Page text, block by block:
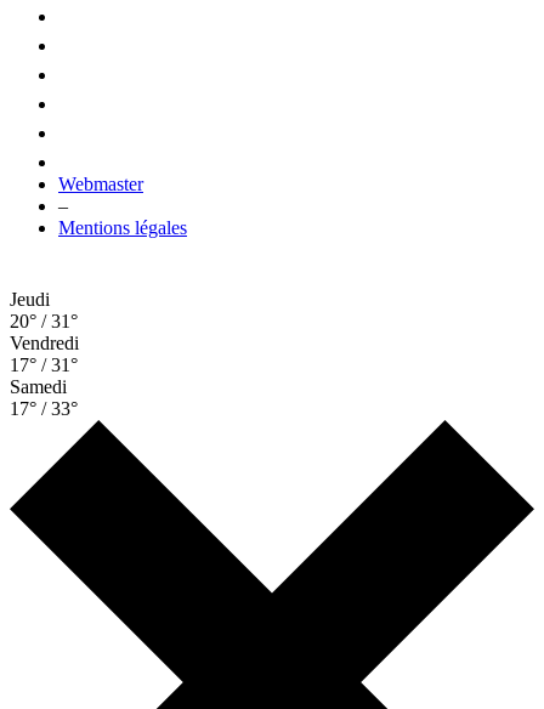
Webmaster
–
Mentions légales
Jeudi
20° / 31°
Vendredi
17° / 31°
Samedi
17° / 33°